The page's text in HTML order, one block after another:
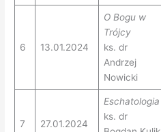
6 13.01.2024
O Bogu w
Trójcy
ks. dr
Andrzej
Nowicki
7 27.01.2024
Eschatologia
ks. dr